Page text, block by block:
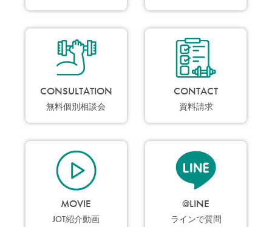
CONSULTATION
無料個別相談会
CONTACT
資料請求
MOVIE
JOT紹介動画
@LINE
ラインで質問